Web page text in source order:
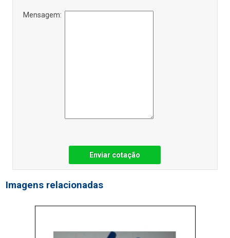
Mensagem:
Enviar cotação
Imagens relacionadas